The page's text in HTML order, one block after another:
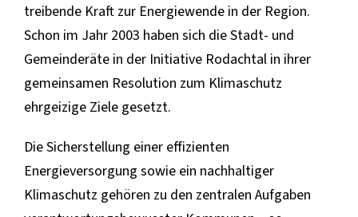
treibende Kraft zur Energiewende in der Region.
Schon im Jahr 2003 haben sich die Stadt- und
Gemeinderäte in der Initiative Rodachtal in ihrer
gemeinsamen Resolution zum Klimaschutz
ehrgeizige Ziele gesetzt.
Die Sicherstellung einer effizienten
Energieversorgung sowie ein nachhaltiger
Klimaschutz gehören zu den zentralen Aufgaben